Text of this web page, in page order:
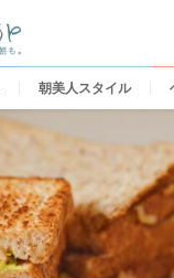
朝美人スタイル